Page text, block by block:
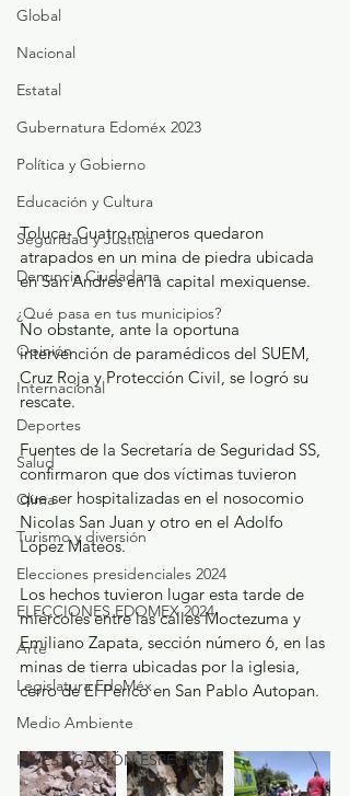
Global
Nacional
Estatal
Gubernatura Edoméx 2023
Política y Gobierno
Educación y Cultura
Seguridad y Justicia
Denuncia Ciudadana
¿Qué pasa en tus municipios?
Opinión
Internacional
Deportes
Salud
Clima
Turismo y diversión
Elecciones presidenciales 2024
ELECCIONES EDOMEX 2024
Arte
Legislatura EdoMéx
Medio Ambiente
INVESTIGACIÓN ESPECIAL
Toluca- Cuatro mineros quedaron
atrapados en un mina de piedra ubicada
en San Andrés en la capital mexiquense.
No obstante, ante la oportuna
intervención de paramédicos del SUEM,
Cruz Roja y Protección Civil, se logró su
rescate.
Fuentes de la Secretaría de Seguridad SS,
confirmaron que dos víctimas tuvieron
que ser hospitalizadas en el nosocomio
Nicolas San Juan y otro en el Adolfo
López Mateos.
Los hechos tuvieron lugar esta tarde de
miércoles entre las calles Moctezuma y
Emiliano Zapata, sección número 6, en las
minas de tierra ubicadas por la iglesia,
cerro de El Perico en San Pablo Autopan.